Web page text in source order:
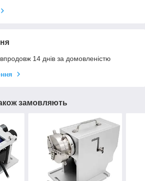
14 днів за домовленістю
замовляють